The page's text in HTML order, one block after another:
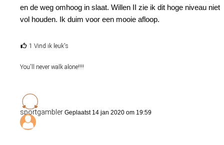
ADO Degradeert niet uit de Eredivisie in seizoen in 't seizoen
2019/2020 @ 2,00 (Toto, medium stake)
Feyenoord eindigt in top 3 Eredivisie 2019/2020 @ 2,50 (Toto,
en de weg omhoog in slaat. Willen II zie ik dit hoge niveau niet
vol houden. Ik duim voor een mooie afloop.
1 Vind ik leuk's
You'll never walk alone!!!!
sportgambler Geplaatst 14 jan 2020 om 19:59